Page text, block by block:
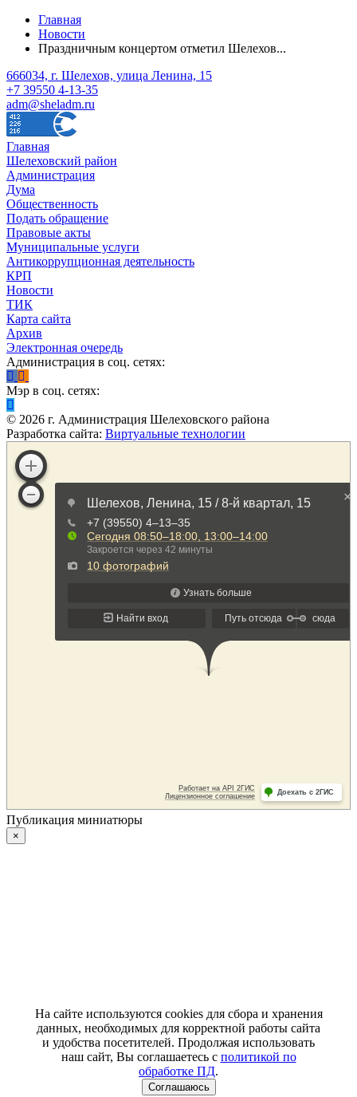
Главная
Новости
Праздничным концертом отметил Шелехов...
666034, г. Шелехов, улица Ленина, 15
+7 39550 4-13-35
adm@sheladm.ru
Главная
Шелеховский район
Администрация
Дума
Общественность
Подать обращение
Правовые акты
Муниципальные услуги
Антикоррупционная деятельность
КРП
Новости
ТИК
Карта сайта
Архив
Электронная очередь
Администрация в соц. сетях:
Мэр в соц. сетях:
© 2026 г. Администрация Шелеховского района
Разработка сайта: Виртуальные технологии
Публикация миниатюры
×
На сайте используются cookies для сбора и хранения
данных, необходимых для корректной работы сайта
и удобства посетителей. Продолжая использовать
наш сайт, Вы соглашаетесь с политикой по
обработке ПД.
Соглашаюсь